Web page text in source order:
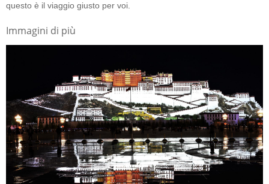
questo è il viaggio giusto per voi.
Immagini di più